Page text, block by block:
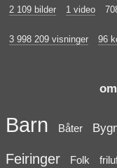
2 109 bilder 1 video
3 998 209 visninger 96
Barn Båter
Feiringer Folk